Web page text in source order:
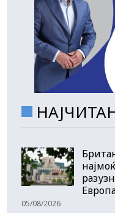
05/08/2026